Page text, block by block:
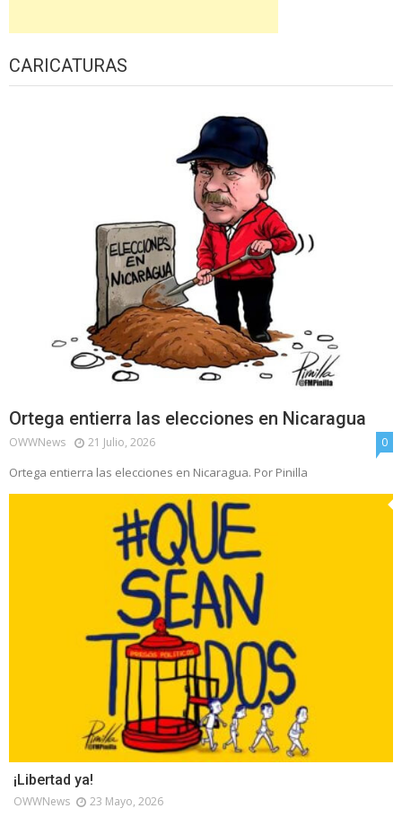
CARICATURAS
Ortega entierra las elecciones en Nicaragua
OWWNews 21 Julio, 2026 0
Ortega entierra las elecciones en Nicaragua. Por Pinilla
¡Libertad ya!
OWWNews 23 Mayo, 2026